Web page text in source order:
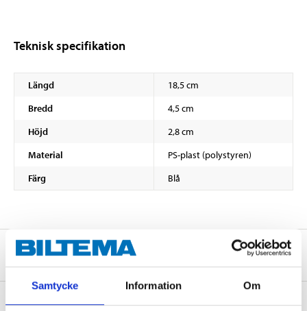
Samtycke Information Om
Teknisk specifikation
Längd
18,5 cm
Bredd
4,5 cm
Höjd
2,8 cm
Material
PS-plast (polystyren)
Färg
Blå
Om tillverkaren